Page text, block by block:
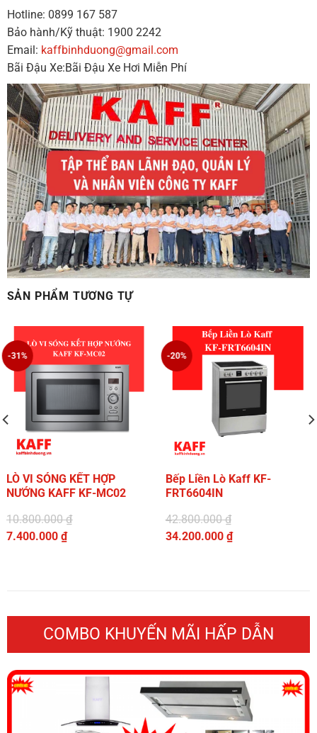
Hotline: 0899 167 587
Bảo hành/Kỹ thuật: 1900 2242
Email: kaffbinhduong@gmail.com
Bãi Đậu Xe:Bãi Đậu Xe Hơi Miễn Phí
SẢN PHẨM TƯƠNG TỰ
-31%
LÒ VI SÓNG KẾT HỢP
NƯỚNG KAFF KF-MC02
10.800.000₫
Giá
7.400.000₫
-20%
Bếp Liền Lò Kaff KF-
FRT6604IN
42.800.000₫
Giá
34.200.000 ₫
34.200.000 ₫.
COMBO KHUYẾN MÃI HẤP DẪN